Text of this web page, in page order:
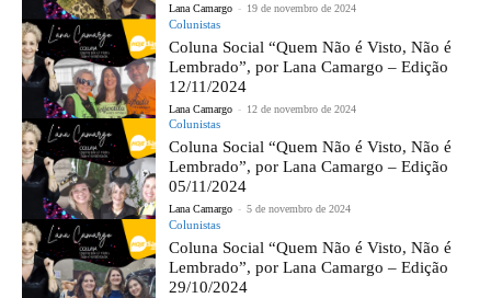
Lana Camargo - 19 de novembro de 2024
Colunistas
Coluna Social “Quem Não é Visto, Não é
Lembrado”, por Lana Camargo – Edição
12/11/2024
Lana Camargo - 12 de novembro de 2024
Colunistas
Coluna Social “Quem Não é Visto, Não é
Lembrado”, por Lana Camargo – Edição
05/11/2024
Lana Camargo - 5 de novembro de 2024
Colunistas
Coluna Social “Quem Não é Visto, Não é
Lembrado”, por Lana Camargo – Edição
29/10/2024